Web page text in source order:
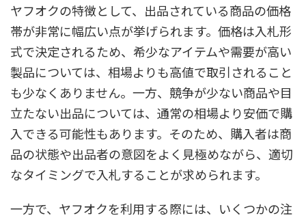
ヤフオクの特徴として、出品されている商品の価格
帯が非常に幅広い点が挙げられます。価格は入札形
式で決定されるため、希少なアイテムや需要が高い
製品については、相場よりも高値で取引されること
も少なくありません。一方、競争が少ない商品や目
立たない出品については、通常の相場より安価で購
入できる可能性もあります。そのため、購入者は商
品の状態や出品者の意図をよく見極めながら、適切
なタイミングで入札することが求められます。
一方で、ヤフオクを利用する際には、いくつかの注